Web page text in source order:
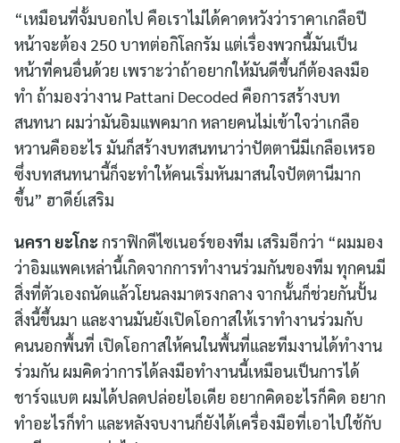
“เหมือนที่จั้มบอกไป คือเราไม่ได้คาดหวังว่าราคาเกลือปี
หน้าจะต้อง 250 บาทต่อกิโลกรัม แต่เรื่องพวกนี้มันเป็น
หน้าที่คนอื่นด้วย เพราะว่าถ้าอยากให้มันดีขึ้นก็ต้องลงมือ
ทำ ถ้ามองว่างาน Pattani Decoded คือการสร้างบท
สนทนา ผมว่ามันอิมแพคมาก หลายคนไม่เข้าใจว่าเกลือ
หวานคืออะไร มันก็สร้างบทสนทนาว่าปัตตานีมีเกลือเหรอ
ซึ่งบทสนทนานี้ก็จะทำให้คนเริ่มหันมาสนใจปัตตานีมาก
ขึ้น” ฮาดีย์เสริม
นครา ยะโกะกราฟิกดีไซเนอร์ของทีม เสริมอีกว่า “ผมมอง
ว่าอิมแพคเหล่านี้เกิดจากการทำงานร่วมกันของทีม ทุกคนมี
สิ่งที่ตัวเองถนัดแล้วโยนลงมาตรงกลาง จากนั้นก็ช่วยกันปั้น
สิ่งนี้ขึ้นมา และงานมันยังเปิดโอกาสให้เราทำงานร่วมกับ
คนนอกพื้นที่ เปิดโอกาสให้คนในพื้นที่และทีมงานได้ทำงาน
ร่วมกัน ผมคิดว่าการได้ลงมือทำงานนี้เหมือนเป็นการได้
ชาร์จแบต ผมได้ปลดปล่อยไอเดีย อยากคิดอะไรก็คิด อยาก
ทำอะไรก็ทำ และหลังจบงานก็ยังได้เครื่องมือที่เอาไปใช้กับ